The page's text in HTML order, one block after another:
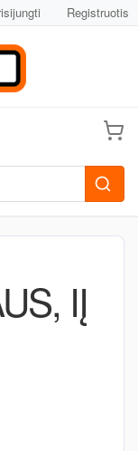
Registruotis
IĮ